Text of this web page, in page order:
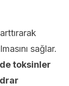
sağlar.
toksinler